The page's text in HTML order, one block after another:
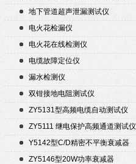
地下管道超声泄漏测试仪
电火花检漏仪
电火花在线检测仪
电缆故障定位仪
漏水检测仪
双钳接地电阻测试仪
ZY5131型高频电缆自动测试仪
ZY5111 继电保护高频通道测试仪
Y5142型C/D精密不平衡衰减器
（50Ω）
ZY5146型20W功率衰减器